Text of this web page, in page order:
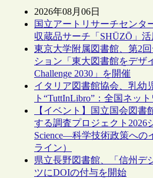
2026年08月06日
国立アートリサーチセンタ
収蔵品サーチ「SHŪZŌ」
東京大学附属図書館、第2
ション「東大図書館をデザ
Challenge 2030」を開催
イタリア図書館協会、乳幼
ト“TuttInLibro”：全国ネッ
【イベント】国立国会図
する調査プロジェクト2026
Science―科学技術政策へ
ライン）
県立長野図書館、「信州デ
ツにDOIの付与を開始